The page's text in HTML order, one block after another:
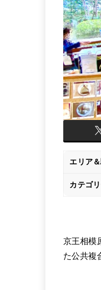
エリア
カテゴ
京王相模
た公共複